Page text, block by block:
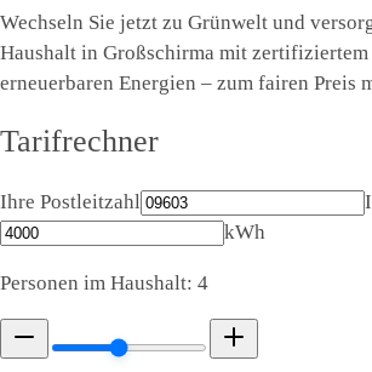
Wechseln Sie jetzt zu Grünwelt und
Haushalt in Großschirma mit zertifiziertem
erneuerbaren Energien – zum fairen Preis
Tarifrechner
Ihre Postleitzahl
kWh
Personen im Haushalt: 4